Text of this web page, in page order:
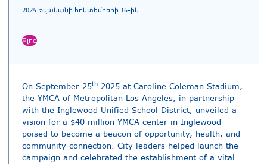
2025 թվականի հոկտեմբերի 16-ին
Բլոգ
On September 25th 2025 at Caroline Coleman Stadium,
the YMCA of Metropolitan Los Angeles, in partnership
with the Inglewood Unified School District, unveiled a
vision for a $40 million YMCA center in Inglewood
poised to become a beacon of opportunity, health, and
community connection. City leaders helped launch the
campaign and celebrated the establishment of a vital